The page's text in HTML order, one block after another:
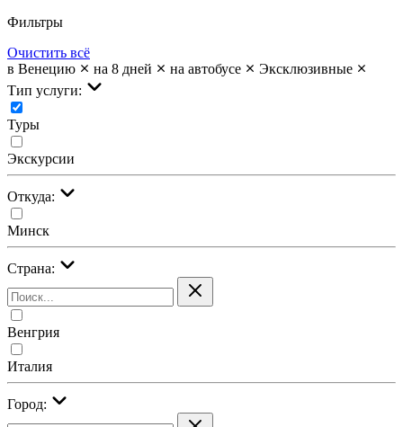
Фильтры
Очистить всё
в Венецию
на 8 дней на автобусе
Эксклюзивные
Тип услуги:
Туры
Экскурсии
Откуда:
Минск
Страна:
Венгрия
Италия
Город: